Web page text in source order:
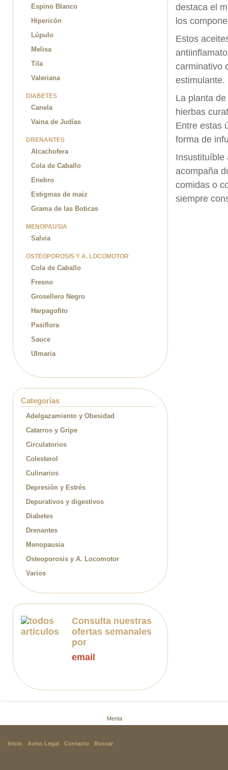
destaca el
los
Estos
carminativo
estimulante.
La planta
hierbas
Entre estas
forma de
Insustituíble
acompaña
comidas o
siempre
Espino Blanco
Hipericón
Lúpulo
Melisa
Tila
Valeriana
DIABETES
Canela
Vaina de Judías
DRENANTES
Alcachofera
Cola de Caballo
Enebro
Estigmas de maiz
Grama de las Boticas
MENOPAUSIA
Salvia
OSTEOPOROSIS Y A. LOCOMOTOR
Cola de Caballo
Fresno
Grosellero Negro
Harpagofito
Pasiflora
Sauce
Ulmaria
Categorías
Adelgazamiento y Obesidad
Catarros y Gripe
Circulatorios
Colesterol
Culinarios
Depresión y Estrés
Depurativos y digestivos
Diabetes
Drenantes
Menopausia
Osteoporosis y A. Locomotor
Varios
Consulta nuestras
ofertas semanales
por
email
Menta
Inicio Aviso Legal Contacto Buscar